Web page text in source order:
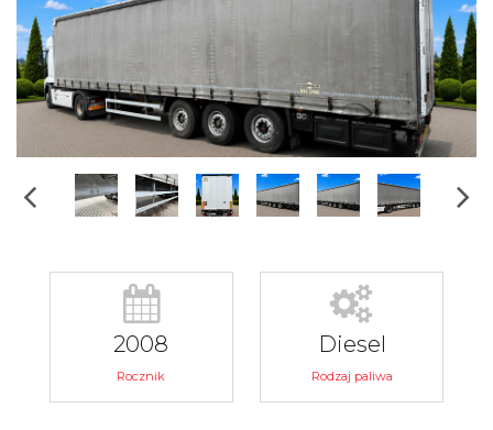
2008
Rocznik
Diesel
Rodzaj paliwa